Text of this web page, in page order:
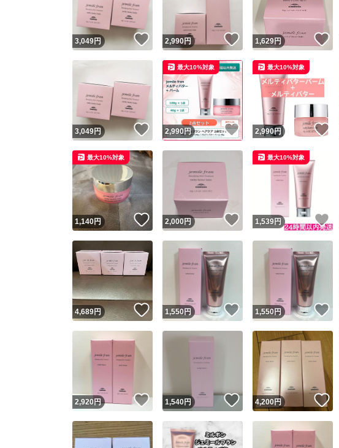
3,049円 いいね！
2,990円 いいね！
1,629円
3,049円 いいね！
2,990円 いいね！
最大10%対象
2,990円
最大10%対象
1,140円 いいね！
最大10%対象
2,000円 いいね！
1,539円
最大10%対象
4,689円 いいね！
1,550円 いいね！
1,550円
2,920円 いいね！
1,540円 いいね！
4,200円